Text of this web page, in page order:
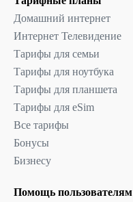
Домашний интернет
Интернет Телевидение
Тарифы для семьи
Тарифы для ноутбука
Тарифы для планшета
Тарифы для eSim
Все тарифы
Бонусы
Бизнесу
Помощь пользователям